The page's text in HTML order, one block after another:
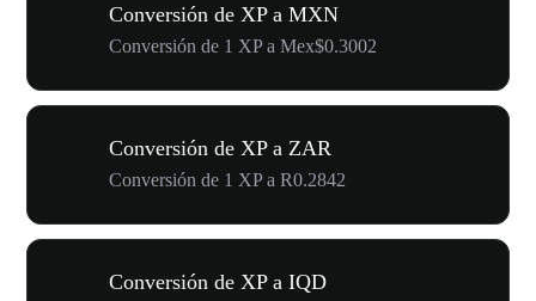
Conversión de XP a MXN
Conversión de 1 XP a Mex$0.3002
Conversión de XP a ZAR
Conversión de 1 XP a R0.2842
Conversión de XP a IQD